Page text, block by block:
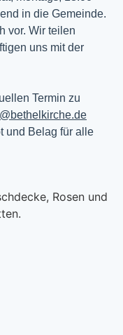
in die Gemeinde.
vor. Wir teilen
uns mit der
Termin zu
und Belag für alle